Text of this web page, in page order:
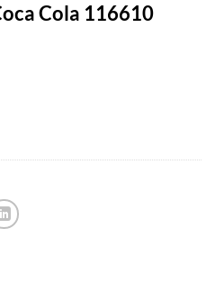
Cola 116610